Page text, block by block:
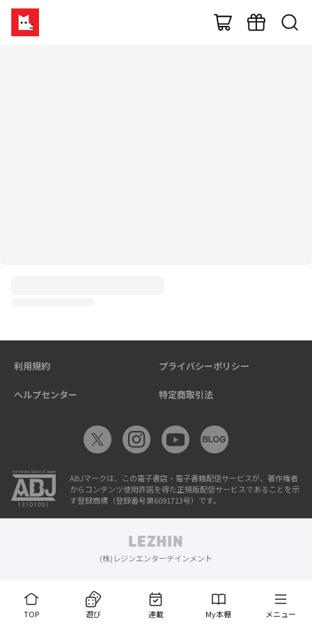
TOP 遊び 連載 My本棚 メニュー
利用規約 プライバシーポリシー
ヘルプセンター 特定商取引法
ABJマークは、この電子書店・電子書籍配信サービスが、著作権者
からコンテンツ使用許諾を得た正規版配信サービスであることを示
す登録商標（登録番号第6091713号）です。
(株)レジンエンターテインメント